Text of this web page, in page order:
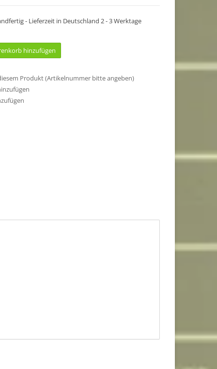
- Lieferzeit in Deutschland 2 - 3 Werktage
hinzufügen
Produkt (Artikelnummer bitte angeben)